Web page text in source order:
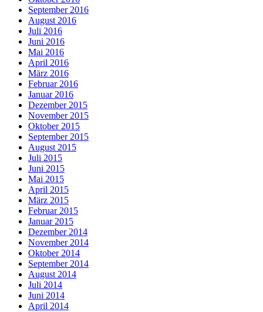
September 2016
August 2016
Juli 2016
Juni 2016
Mai 2016
April 2016
März 2016
Februar 2016
Januar 2016
Dezember 2015
November 2015
Oktober 2015
September 2015
August 2015
Juli 2015
Juni 2015
Mai 2015
April 2015
März 2015
Februar 2015
Januar 2015
Dezember 2014
November 2014
Oktober 2014
September 2014
August 2014
Juli 2014
Juni 2014
April 2014